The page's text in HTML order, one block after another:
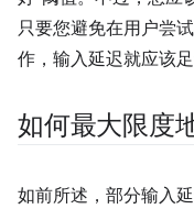
只要您避免在用户尝
作，输入延迟就应该
如何最大限度
如前所述，部分输入